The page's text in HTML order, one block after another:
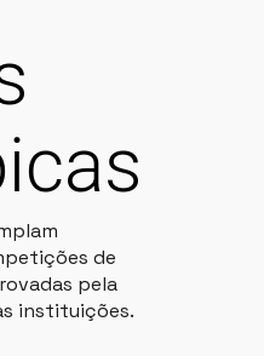
de
pela
instituições.